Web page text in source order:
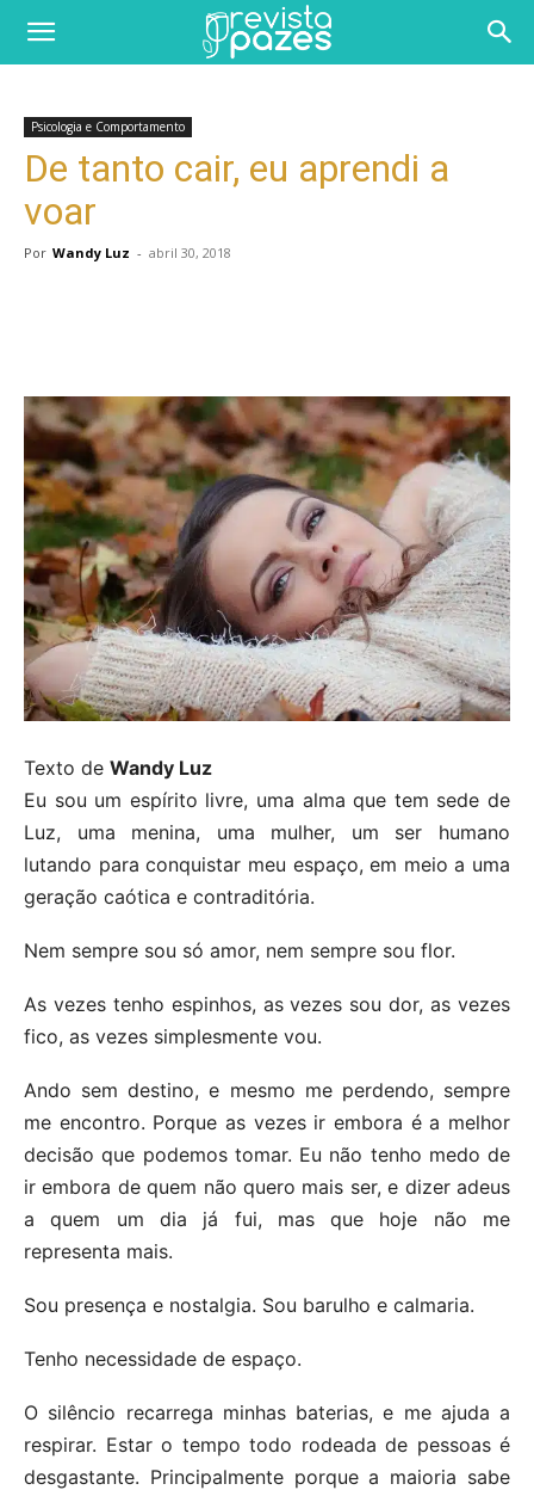
Psicologia e Comportamento
De tanto cair, eu aprendi a
voar
Por Wandy Luz - abril 30, 2018
Texto de Wandy Luz
Eu sou um espírito livre, uma alma que tem sede de
Luz, uma menina, uma mulher, um ser humano
lutando para conquistar meu espaço, em meio a uma
geração caótica e contraditória.
Nem sempre sou só amor, nem sempre sou flor.
As vezes tenho espinhos, as vezes sou dor, as vezes
fico, as vezes simplesmente vou.
Ando sem destino, e mesmo me perdendo, sempre
me encontro. Porque as vezes ir embora é a melhor
decisão que podemos tomar. Eu não tenho medo de
ir embora de quem não quero mais ser, e dizer adeus
a quem um dia já fui, mas que hoje não me
representa mais.
Sou presença e nostalgia. Sou barulho e calmaria.
Tenho necessidade de espaço.
O silêncio recarrega minhas baterias, e me ajuda a
respirar. Estar o tempo todo rodeada de pessoas é
desgastante. Principalmente porque a maioria sabe